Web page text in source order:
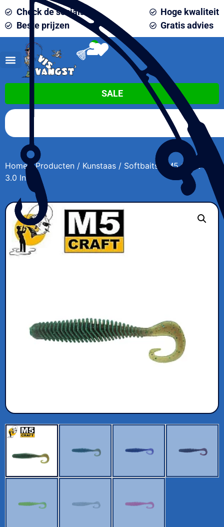
Check de socials
Beste prijzen
Hoge kwaliteit
Gratis advies
0
SALE
Home/Producten / Kunstaas / Softbaits
/ M5 Craft Fury
3.0 Inch